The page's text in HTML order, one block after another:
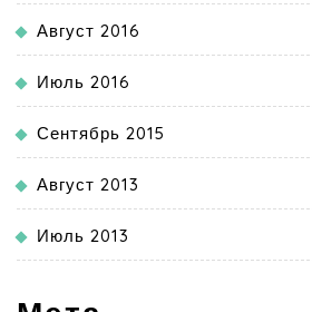
Август 2016
Июль 2016
Сентябрь 2015
Август 2013
Июль 2013